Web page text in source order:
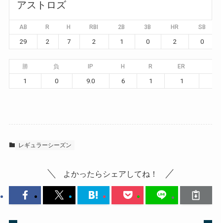
アストロズ
AB R H RBI 2B 3B HR SB
29 2 7 2 1 0 2 0
勝 負 IP H R ER
1 0 9.0 6 1 1
レギュラーシーズン
よかったらシェアしてね！